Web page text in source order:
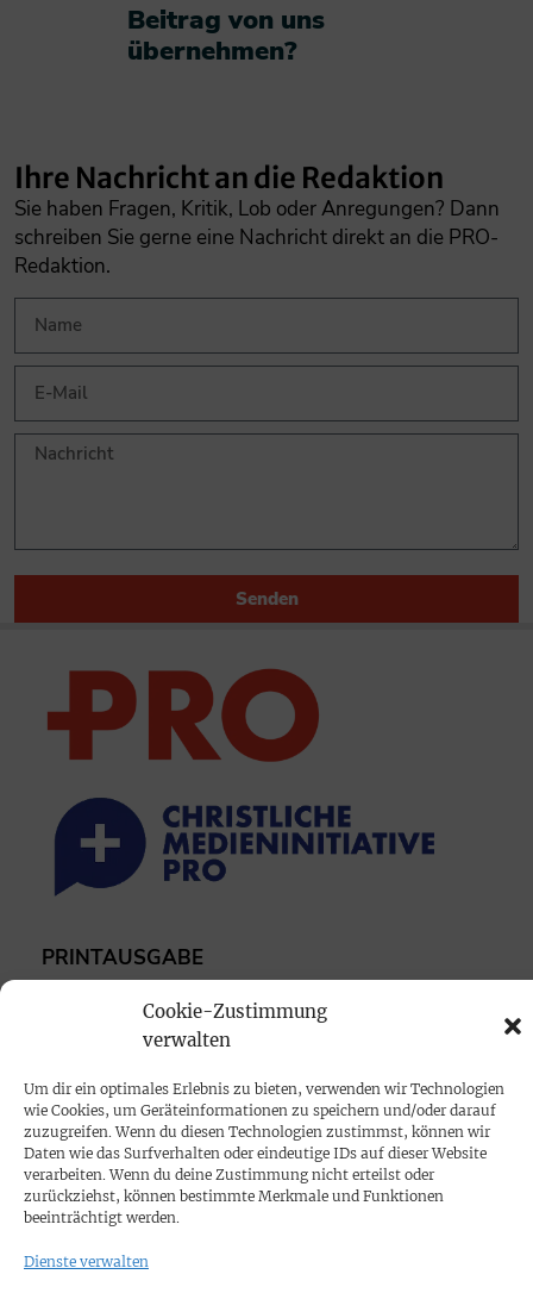
Cookie-Zustimmung
verwalten
Um dir ein optimales Erlebnis zu bieten, verwenden wir Technologien
wie Cookies, um Geräteinformationen zu speichern und/oder darauf
zuzugreifen. Wenn du diesen Technologien zustimmst, können wir
Daten wie das Surfverhalten oder eindeutige IDs auf dieser Website
verarbeiten. Wenn du deine Zustimmung nicht erteilst oder
zurückziehst, können bestimmte Merkmale und Funktionen
beeinträchtigt werden.
Dienste verwalten
Beitrag von uns
übernehmen?​
Ihre Nachricht an die Redaktion
Sie haben Fragen, Kritik, Lob oder Anregungen? Dann
schreiben Sie gerne eine Nachricht direkt an die PRO-
Redaktion.
Senden
PRINTAUSGABE
Impressum
SPENDEN
Datenschutz
KONTAKT